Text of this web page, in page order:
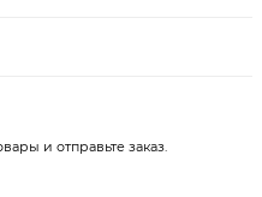
и отправьте заказ.